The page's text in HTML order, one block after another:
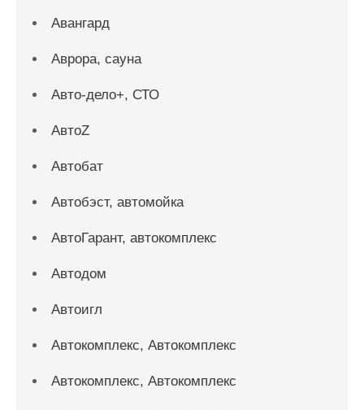
Авангард
Аврора, сауна
Авто-дело+, СТО
АвтоZ
Автобат
Автобэст, автомойка
АвтоГарант, автокомплекс
Автодом
Автоигл
Автокомплекс, Автокомплекс
Автокомплекс, Автокомплекс